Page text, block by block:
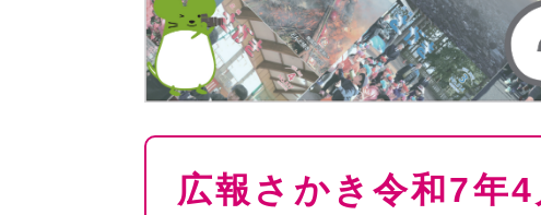
本
広報さかき令和7年4